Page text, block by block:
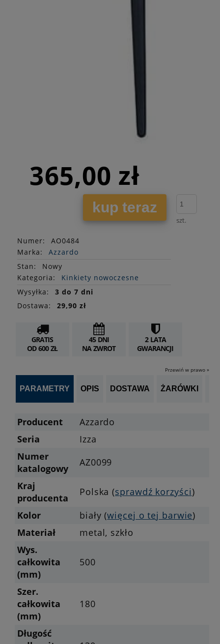
365,00 zł
kup teraz
szt.
Numer:
AO0484
Marka:
Azzardo
Stan:
Nowy
Kategoria:
Kinkiety nowoczesne
Wysyłka:
3 do 7 dni
Dostawa:
29,90 zł
GRATIS
OD 600 ZŁ
45 DNI
NA ZWROT
2 LATA
GWARANCJI
Przewiń w prawo »
PARAMETRY OPIS DOSTAWA ŻARÓWKI
Producent
Azzardo
Seria
Izza
Numer
katalogowy
AZ0099
Kraj
producenta
Polska (sprawdź korzyści)
Kolor
biały (więcej o tej barwie)
Materiał
metal, szkło
Wys.
całkowita
(mm)
500
Szer.
całkowita
(mm)
180
Długość